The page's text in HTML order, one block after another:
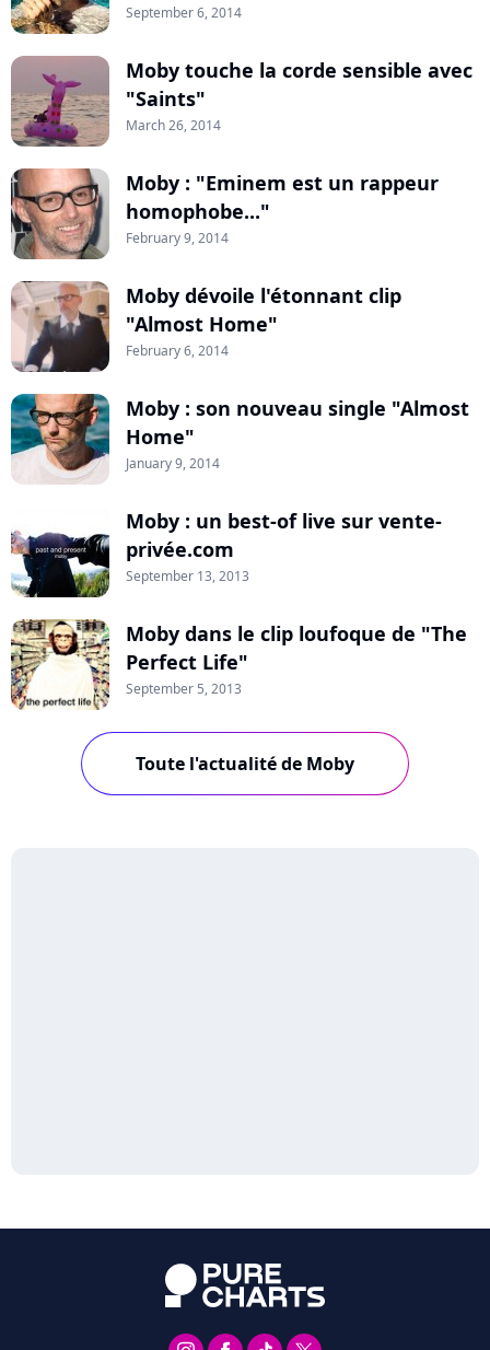
September 6, 2014
Moby touche la corde sensible avec
"Saints"
March 26, 2014
Moby : "Eminem est un rappeur
homophobe..."
February 9, 2014
Moby dévoile l'étonnant clip
"Almost Home"
February 6, 2014
Moby : son nouveau single "Almost
Home"
January 9, 2014
Moby : un best-of live sur vente-
privée.com
September 13, 2013
Moby dans le clip loufoque de "The
Perfect Life"
September 5, 2013
Toute l'actualité de Moby